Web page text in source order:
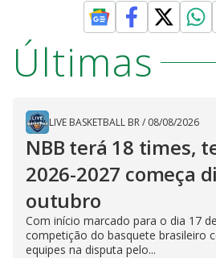
Últimas
LIVE BASKETBALL BR/ 08/08/2026
NBB terá 18 times,
2026-2027 começa
outubro
Com início marcado para o dia 17
competição do basquete brasileiro
equipes na disputa pelo...